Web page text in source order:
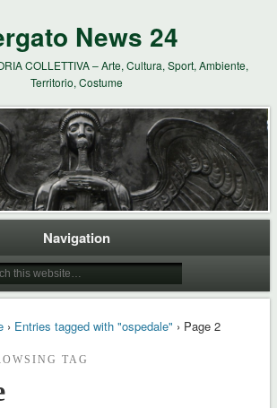
News 24
COLLETTIVA – Arte, Cultura, Sport, Ambiente,
Territorio, Costume
Navigation
› Entries tagged with "ospedale" › Page 2
TAG